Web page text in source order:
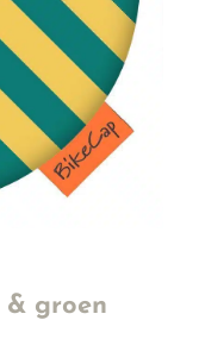
& groen